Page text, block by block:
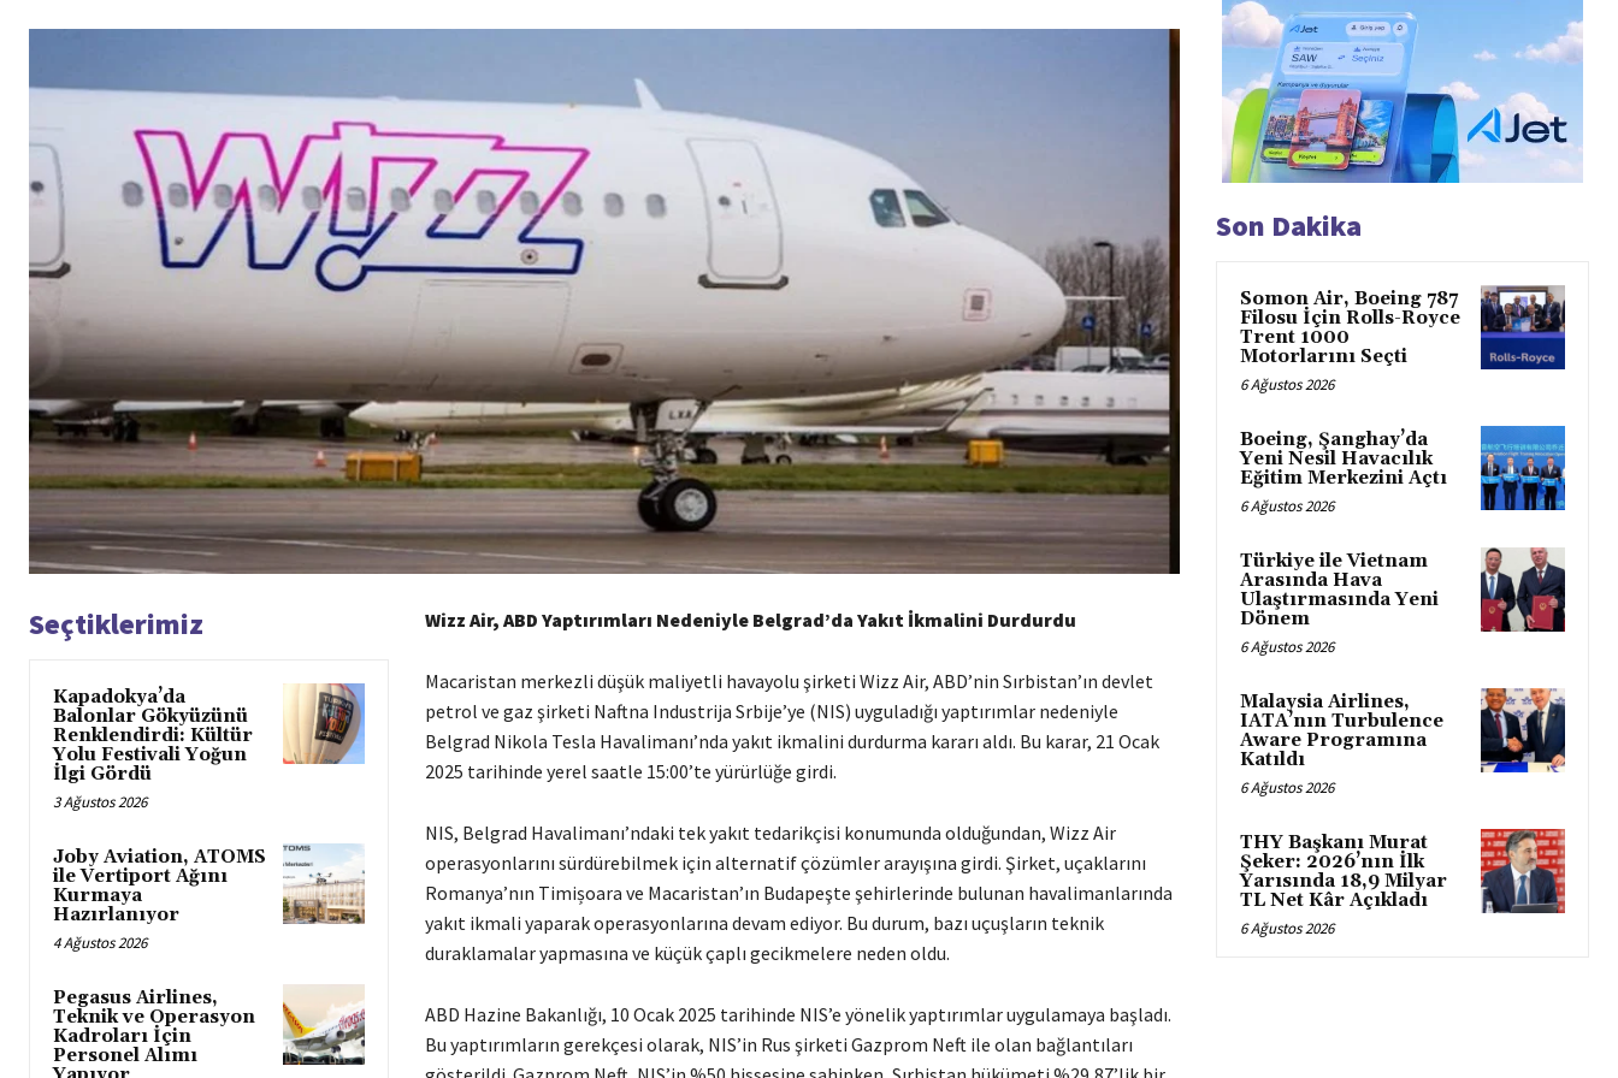
Seçtiklerimiz
Kapadokya’da
Balonlar Gökyüzünü
Renklendirdi: Kültür
Yolu Festivali Yoğun
İlgi Gördü
3 Ağustos 2026
Joby Aviation, ATOMS
ile Vertiport Ağını
Kurmaya
Hazırlanıyor
4 Ağustos 2026
Pegasus Airlines,
Teknik ve Operasyon
Kadroları İçin
Personel Alımı
Wizz Air, ABD Yaptırımları Nedeniyle Belgrad’da Yakıt İkmalini Durdurdu
Macaristan merkezli düşük maliyetli havayolu şirketi Wizz Air, ABD’nin Sırbistan’ın devlet
petrol ve gaz şirketi Naftna Industrija Srbije’ye (NIS) uyguladığı yaptırımlar nedeniyle
Belgrad Nikola Tesla Havalimanı’nda yakıt ikmalini durdurma kararı aldı. Bu karar, 21 Ocak
2025 tarihinde yerel saatle 15:00’te yürürlüğe girdi.
NIS, Belgrad Havalimanı’ndaki tek yakıt tedarikçisi konumunda olduğundan, Wizz Air
operasyonlarını sürdürebilmek için alternatif çözümler arayışına girdi. Şirket, uçaklarını
Romanya’nın Timișoara ve Macaristan’ın Budapeşte şehirlerinde bulunan havalimanlarında
yakıt ikmali yaparak operasyonlarına devam ediyor. Bu durum, bazı uçuşların teknik
duraklamalar yapmasına ve küçük çaplı gecikmelere neden oldu.
ABD Hazine Bakanlığı, 10 Ocak 2025 tarihinde NIS’e yönelik yaptırımlar uygulamaya başladı.
Bu yaptırımların gerekçesi olarak, NIS’in Rus şirketi Gazprom Neft ile olan bağlantıları
Son Dakika
Somon Air, Boeing 787
Filosu İçin Rolls-Royce
Trent 1000
Motorlarını Seçti
6 Ağustos 2026
Boeing, Şanghay’da
Yeni Nesil Havacılık
Eğitim Merkezini Açtı
6 Ağustos 2026
Türkiye ile Vietnam
Arasında Hava
Ulaştırmasında Yeni
Dönem
6 Ağustos 2026
Malaysia Airlines,
IATA’nın Turbulence
Aware Programına
Katıldı
6 Ağustos 2026
THY Başkanı Murat
Şeker: 2026’nın İlk
Yarısında 18,9 Milyar
TL Net Kâr Açıkladı
6 Ağustos 2026